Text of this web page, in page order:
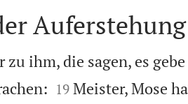
Auferstehung
zu ihm, die sagen, es

19 Meister, Mose